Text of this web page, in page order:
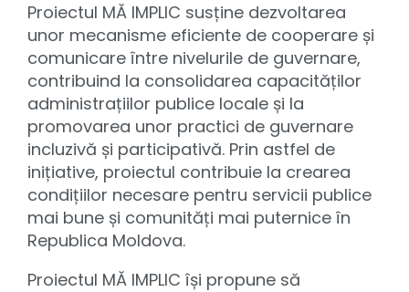
Proiectul MĂ IMPLIC susține dezvoltarea
unor mecanisme eficiente de cooperare și
comunicare între nivelurile de guvernare,
contribuind la consolidarea capacităților
administrațiilor publice locale și la
promovarea unor practici de guvernare
incluzivă și participativă. Prin astfel de
inițiative, proiectul contribuie la crearea
condițiilor necesare pentru servicii publice
mai bune și comunități mai puternice în
Republica Moldova.
Proiectul MĂ IMPLIC își propune să